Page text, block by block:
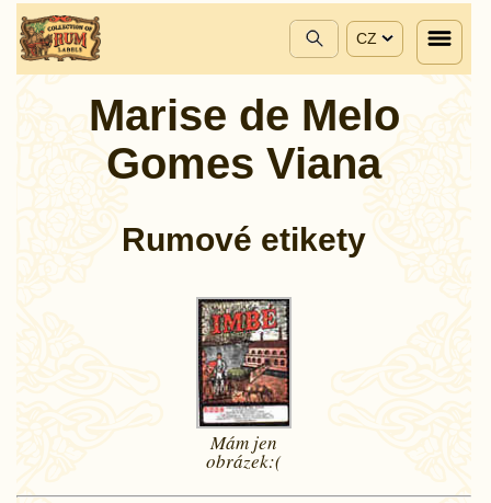
CZ
Marise de Melo
Gomes Viana
Rumové etikety
Mám jen
obrázek:(